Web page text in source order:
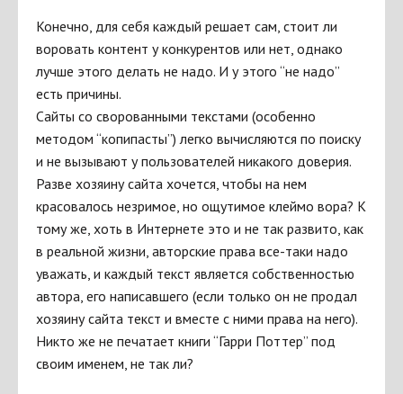
Конечно, для себя каждый решает сам, стоит ли
воровать контент у конкурентов или нет, однако
лучше этого делать не надо. И у этого “не надо”
есть причины.
Сайты со сворованными текстами (особенно
методом “копипасты”) легко вычисляются по поиску
и не вызывают у пользователей никакого доверия.
Разве хозяину сайта хочется, чтобы на нем
красовалось незримое, но ощутимое клеймо вора? К
тому же, хоть в Интернете это и не так развито, как
в реальной жизни, авторские права все-таки надо
уважать, и каждый текст является собственностью
автора, его написавшего (если только он не продал
хозяину сайта текст и вместе с ними права на него).
Никто же не печатает книги “Гарри Поттер” под
своим именем, не так ли?